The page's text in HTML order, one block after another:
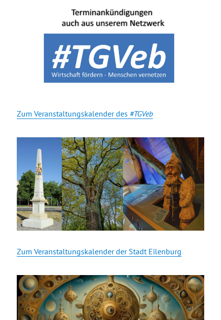
Zum Veranstaltungskalender des #TGVeb
Zum Veranstaltungskalender der Stadt Eilenburg